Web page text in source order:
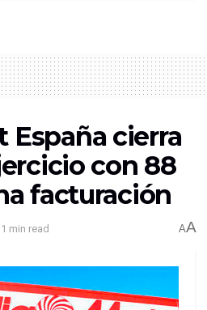
España cierra
con 88
facturación
min read AA